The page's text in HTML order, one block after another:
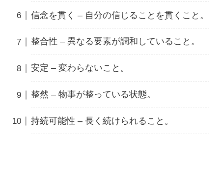
信念を貫く – 自分の信じることを貫くこと。
整合性 – 異なる要素が調和していること。
安定 – 変わらないこと。
整然 – 物事が整っている状態。
持続可能性 – 長く続けられること。